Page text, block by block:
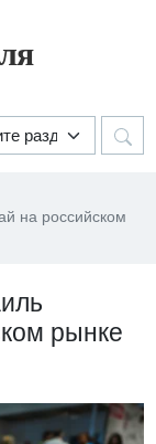
на российском
рынке